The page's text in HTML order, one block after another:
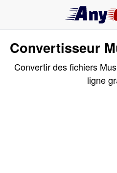
Convertisseur
Convertir des fichiers
ligne